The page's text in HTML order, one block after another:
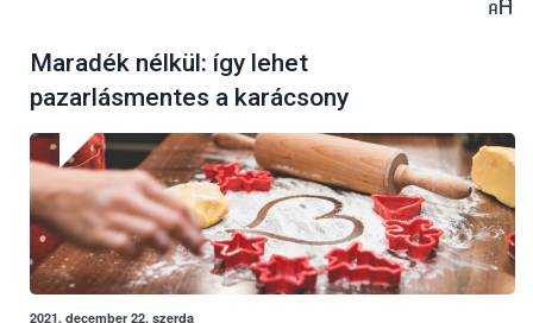
Maradék nélkül: így lehet
pazarlásmentes a karácsony
2021. december 22, szerda